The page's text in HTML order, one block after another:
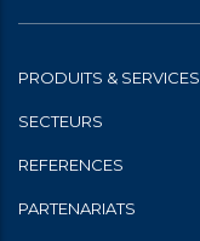
PRODUITS & SERVICES
SECTEURS
REFERENCES
PARTENARIATS